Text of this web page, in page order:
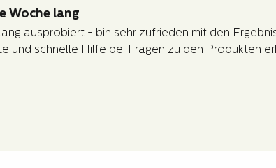
Woche lang
ausprobiert - bin sehr zufrieden mit den
und schnelle Hilfe bei Fragen zu den Produkten